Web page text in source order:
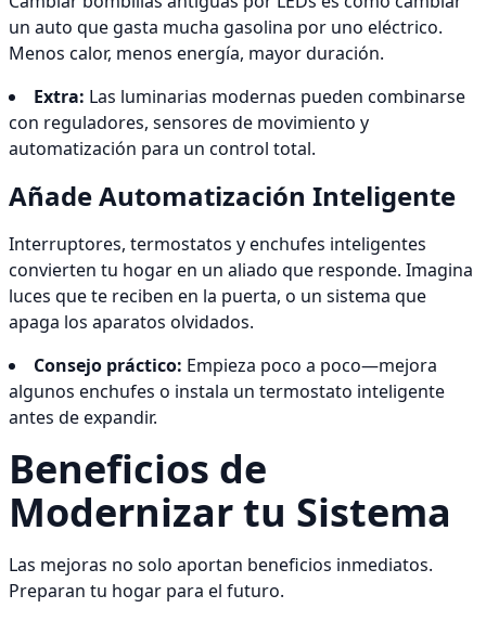
un auto que gasta mucha gasolina por uno eléctrico.
Menos calor, menos energía, mayor duración.
Extra: Las luminarias modernas pueden combinarse
con reguladores, sensores de movimiento y
automatización para un control total.
Añade Automatización Inteligente
Interruptores, termostatos y enchufes inteligentes
convierten tu hogar en un aliado que responde. Imagina
luces que te reciben en la puerta, o un sistema que
apaga los aparatos olvidados.
Consejo práctico: Empieza poco a poco—mejora
algunos enchufes o instala un termostato inteligente
antes de expandir.
Beneficios de
Modernizar tu Sistema
Las mejoras no solo aportan beneficios inmediatos.
Preparan tu hogar para el futuro.